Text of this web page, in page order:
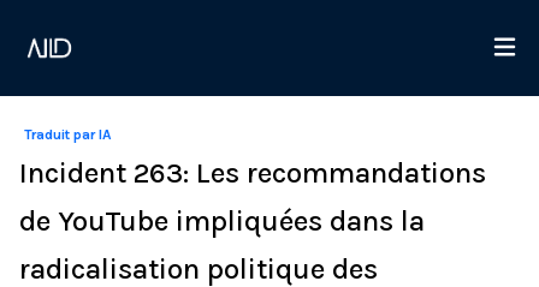
Traduit par IA
Incident 263: Les recommandations
de YouTube impliquées dans la
radicalisation politique des